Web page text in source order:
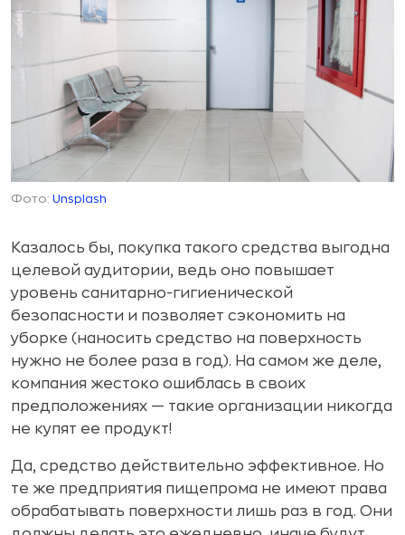
Фото: Unsplash
Казалось бы, покупка такого средства выгодна
целевой аудитории, ведь оно повышает
уровень санитарно-гигиенической
безопасности и позволяет сэкономить на
уборке (наносить средство на поверхность
нужно не более раза в год). На самом же деле,
компания жестоко ошиблась в своих
предположениях — такие организации никогда
не купят ее продукт!
Да, средство действительно эффективное. Но
те же предприятия пищепрома не имеют права
обрабатывать поверхности лишь раз в год. Они